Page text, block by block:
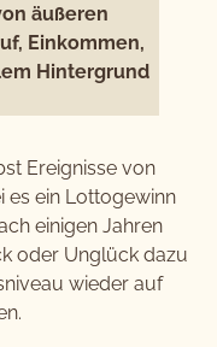
äußeren
Einkommen,
Hintergrund
Ereignisse von
es ein Lottogewinn
einigen Jahren
oder Unglück dazu
wieder auf